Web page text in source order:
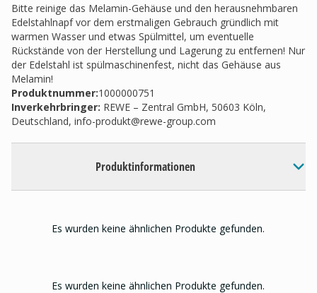
Bitte reinige das Melamin-Gehäuse und den herausnehmbaren
Edelstahlnapf vor dem erstmaligen Gebrauch gründlich mit
warmen Wasser und etwas Spülmittel, um eventuelle
Rückstände von der Herstellung und Lagerung zu entfernen! Nur
der Edelstahl ist spülmaschinenfest, nicht das Gehäuse aus
Melamin!
Produktnummer:1000000751
Inverkehrbringer: REWE – Zentral GmbH, 50603 Köln,
Deutschland, info-produkt@rewe-group.com
Produktinformationen
Es wurden keine ähnlichen Produkte gefunden.
Es wurden keine ähnlichen Produkte gefunden.